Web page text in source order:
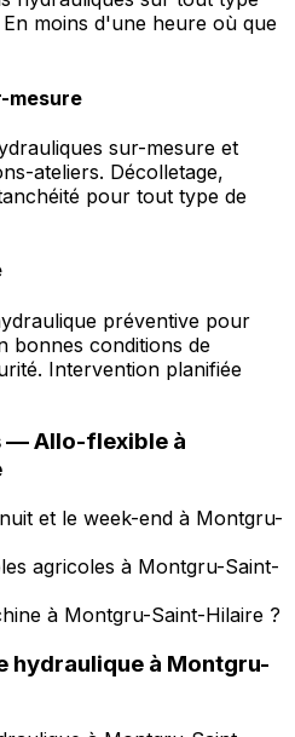
moins d'une heure où que
mesure
sur-mesure et
ateliers. Décolletage,
pour tout type de
préventive pour
bonnes conditions de
Intervention planifiée
—Allo-flexible à
et le week-end à Montgru-
agricoles à Montgru-Saint-
à Montgru-Saint-Hilaire ?
hydraulique à Montgru-